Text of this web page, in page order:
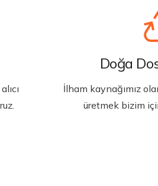
Doğa
İlham kaynağımız
üretmek bizim